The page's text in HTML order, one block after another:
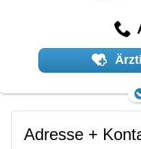
Adresse +